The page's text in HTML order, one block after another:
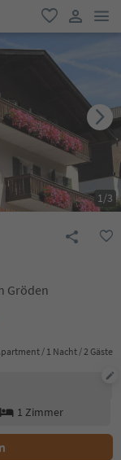
favorit
user link
1/3
Gröden
/ 1 Nacht / 2 Gäste
1 Zimmer